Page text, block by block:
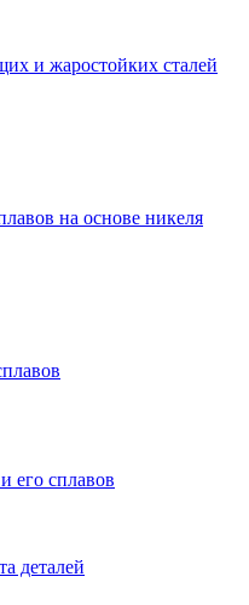
и жаростойких сталей
на основе никеля
его сплавов
деталей